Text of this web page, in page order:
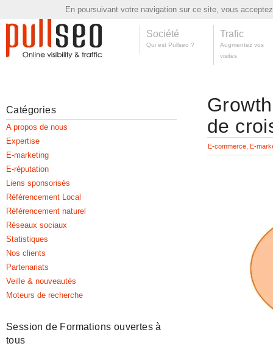
Société
Qui est Pullseo ?
Trafic
Augmentez vos
visites
de
E-commerce E-
Catégories
A propos de nous
Expertise
E-marketing
E-réputation
Liens sponsorisés
Référencement Local
Référencement naturel
Réseaux sociaux
Statistiques
Nos clients
Partenariats
Veille & nouveautés
Moteurs de recherche
Session de Formations ouvertes à
tous
En poursuivant votre navigation sur ce site, vous